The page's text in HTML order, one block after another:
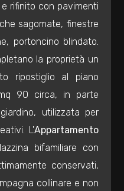
rifinito con pavimenti
sagomate, finestre
portoncino blindato.
la proprietà un
ripostiglio al piano
90 circa, in parte
utilizzata per
L'Appartamento
bifamiliare con
conservati,
collinare e non